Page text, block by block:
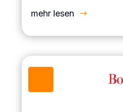
mehr lesen